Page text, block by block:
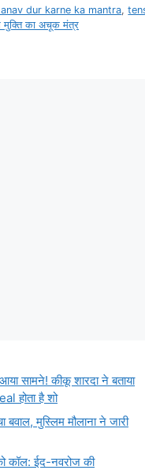
dur karne ka mantra,
मुक्ति का अचूक मंत्र
सामने! कीकू शारदा ने बताया
होता है शो
बवाल, मुस्लिम मौलाना ने जारी
कॉल: ईद-नवरोज की